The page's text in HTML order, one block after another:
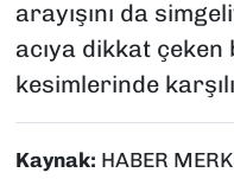
arayışını da
acıya dikkat
kesimlerinde
Kaynak: HABER